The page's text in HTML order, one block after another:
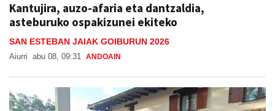
Kantujira, auzo-afaria eta dantzaldia,
asteburuko ospakizunei ekiteko
SAN ESTEBAN JAIAK GOIBURUN 2026
Aiurri abu 08, 09:31 ANDOAIN